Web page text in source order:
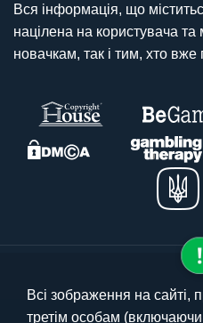
Вся інформація, що
націлена на користувача
новачкам, так і тим, хто вже
© 2025
Всі зображення на сайті,
третім особам